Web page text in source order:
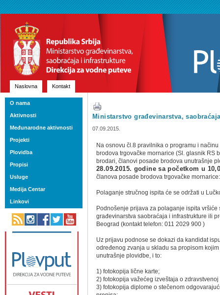
Naslovna Kontakt
Ministarstvo građevinarstva,
07.09.2015.
Na osnovu čl.8 pravilnika o programu i
brodova trgovačke mornarice (Sl. glasnik RS
brodari, članovi posade brodova unutrašnje
28.09.2015. godine sa početkom u
članova posade brodova trgovačke mornarice:
Polaganje stručnog ispita će se održati u
Podnošenje prijava za polaganje ispita
građevinarstva saobraćaja i infrastrukture ili
Beograd (kontakt telefon: 011 2029 900 )
Uz prijavu podnose se dokazi da kandidat
određenog zvanja u skladu sa propisom
unutrašnje plovidbe, i to:
1) fotokopija lične karte;
2) fotokopija važećeg izveštaja o
3) fotokopija diplome o stečenom
O nama
Aktivnosti
Međunarodne aktivnosti
Projekti
Plovidba
Propisi
Usluge
Medija Centar
Linkovi